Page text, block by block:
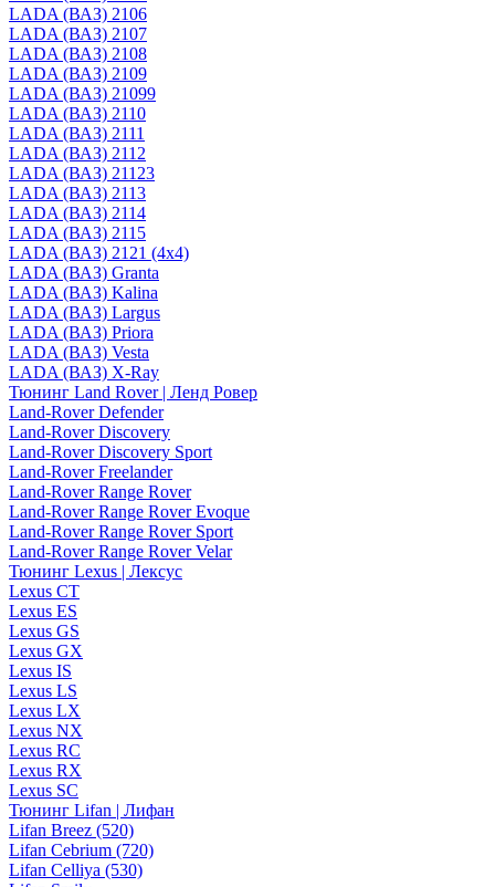
LADA (ВАЗ) 2106
LADA (ВАЗ) 2107
LADA (ВАЗ) 2108
LADA (ВАЗ) 2109
LADA (ВАЗ) 21099
LADA (ВАЗ) 2110
LADA (ВАЗ) 2111
LADA (ВАЗ) 2112
LADA (ВАЗ) 21123
LADA (ВАЗ) 2113
LADA (ВАЗ) 2114
LADA (ВАЗ) 2115
LADA (ВАЗ) 2121 (4x4)
LADA (ВАЗ) Granta
LADA (ВАЗ) Kalina
LADA (ВАЗ) Largus
LADA (ВАЗ) Priora
LADA (ВАЗ) Vesta
LADA (ВАЗ) X-Ray
Тюнинг Land Rover | Ленд Ровер
Land-Rover Defender
Land-Rover Discovery
Land-Rover Discovery Sport
Land-Rover Freelander
Land-Rover Range Rover
Land-Rover Range Rover Evoque
Land-Rover Range Rover Sport
Land-Rover Range Rover Velar
Тюнинг Lexus | Лексус
Lexus CT
Lexus ES
Lexus GS
Lexus GX
Lexus IS
Lexus LS
Lexus LX
Lexus NX
Lexus RC
Lexus RX
Lexus SC
Тюнинг Lifan | Лифан
Lifan Breez (520)
Lifan Cebrium (720)
Lifan Celliya (530)